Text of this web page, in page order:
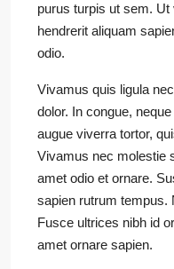
purus turpis ut sem.
hendrerit aliquam
odio.
Vivamus quis ligula
dolor. In congue,
augue viverra tortor,
Vivamus nec molestie
amet odio et ornare.
sapien rutrum tempus.
Fusce ultrices nibh id
amet ornare sapien.